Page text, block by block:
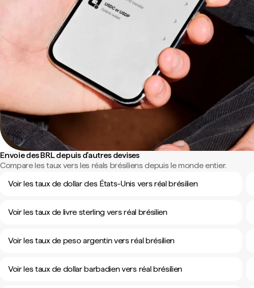
Envoie des BRL depuis d'autres devises
Compare les taux vers les réals brésiliens depuis le monde entier.
Voir les taux de dollar des États-Unis vers réal brésilien
Voir les taux de livre sterling vers réal brésilien
Voir les taux de peso argentin vers réal brésilien
Voir les taux de dollar barbadien vers réal brésilien